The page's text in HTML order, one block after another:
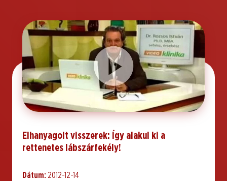
Elhanyagolt visszerek: Így alakul ki a
rettenetes lábszárfekély!
Dátum: 2012-12-14